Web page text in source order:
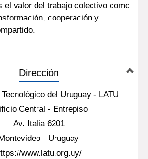
el valor del trabajo colectivo como
cooperación y
Dirección
del Uruguay - LATU
Central - Entrepiso
Av. Italia 6201
- Uruguay
www.latu.org.uy/